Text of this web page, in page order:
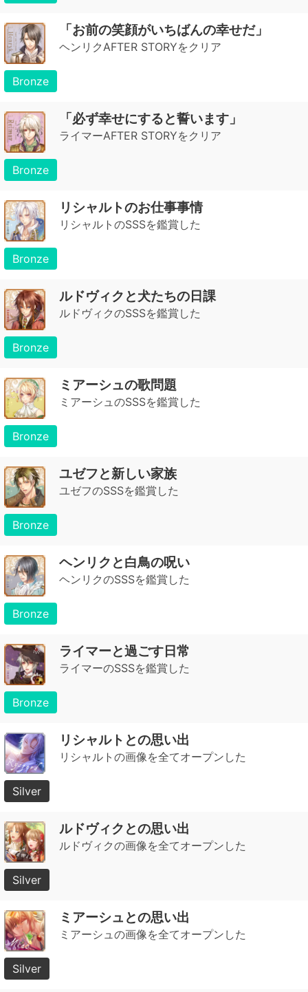
「お前の笑顔がいちばんの幸せだ」
ヘンリクAFTER STORYをクリア
Bronze
「必ず幸せにすると誓います」
ライマーAFTER STORYをクリア
Bronze
リシャルトのお仕事事情
リシャルトのSSSを鑑賞した
Bronze
ルドヴィクと犬たちの日課
ルドヴィクのSSSを鑑賞した
Bronze
ミアーシュの歌問題
ミアーシュのSSSを鑑賞した
Bronze
ユゼフと新しい家族
ユゼフのSSSを鑑賞した
Bronze
ヘンリクと白鳥の呪い
ヘンリクのSSSを鑑賞した
Bronze
ライマーと過ごす日常
ライマーのSSSを鑑賞した
Bronze
リシャルトとの思い出
リシャルトの画像を全てオープンした
Silver
ルドヴィクとの思い出
ルドヴィクの画像を全てオープンした
Silver
ミアーシュとの思い出
ミアーシュの画像を全てオープンした
Silver